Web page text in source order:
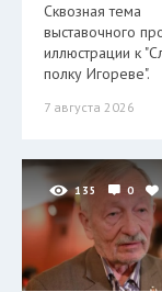
Сквозная тема
выставочного
иллюстрации к
полку Игореве".
7 августа 2026
135 0